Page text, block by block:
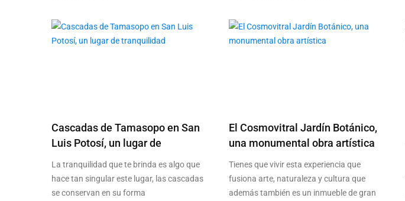
Cascadas de Tamasopo en San
Luis Potosí, un lugar de
La tranquilidad que te brinda es algo que
hace tan singular este lugar, las cascadas
se conservan en su forma
El Cosmovitral Jardín Botánico,
una monumental obra artística
Tienes que vivir esta experiencia que
fusiona arte, naturaleza y cultura que
además también es un inmueble de gran